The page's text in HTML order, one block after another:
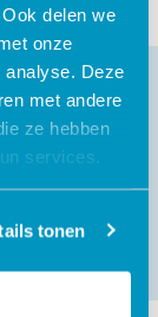
delen we
onze
analyse. Deze
met andere
ze hebben
services.
tonen